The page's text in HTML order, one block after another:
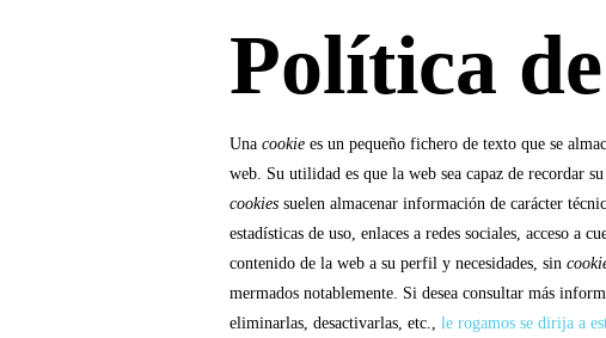
Política
Una cookie es un pequeño fichero de texto que se
web. Su utilidad es que la web sea capaz de recordar
cookies suelen almacenar información de carácter
estadísticas de uso, enlaces a redes sociales, acceso a
contenido de la web a su perfil y necesidades, sin
mermados notablemente. Si desea consultar más
eliminarlas, desactivarlas, etc., le rogamos se dirija a